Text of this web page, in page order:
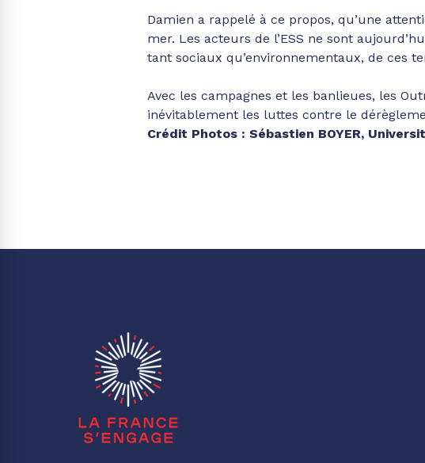
Damien a rappelé à ce propos, qu’une
mer. Les acteurs de l’ESS ne sont
tant sociaux qu’environnementaux, de ces
Avec les campagnes et les banlieues, les
inévitablement les luttes contre le
Crédit Photos : Sébastien BOYER,